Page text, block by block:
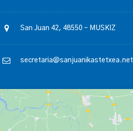
San Juan 42, 48550 – MUSKIZ
secretaria@sanjuanikastetxea.net